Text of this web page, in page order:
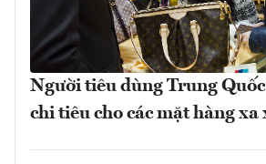
Người tiêu dùng Trung
chi tiêu cho các mặt hàng xa